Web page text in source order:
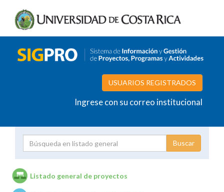
USUARIOS REGISTRADOS
Ingrese con su correo institucional
Listado general de proyectos